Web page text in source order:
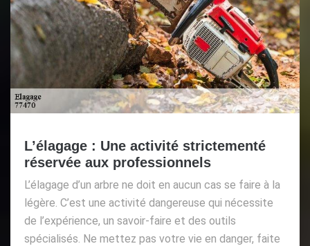
L’élagage : Une activité strictementé
réservée aux professionnels
L’élagage d’un arbre ne doit en aucun cas se faire à la
légère. C’est une activité dangereuse qui nécessite
de l’expérience, un savoir-faire et des outils
spécialisés. Ne mettez pas votre vie en danger, faite